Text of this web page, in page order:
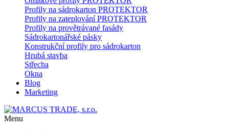
Profily na sádrokarton PROTEKTOR
Profily na zateplování PROTEKTOR
Profily na provětrávané fasády
Sádrokartonářské pásky
Konstrukční profily pro sádrokarton
Hrubá stavba
Střecha
Okna
Blog
Marketing
Menu